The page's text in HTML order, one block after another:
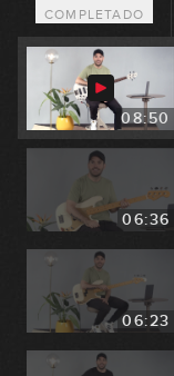
COMPLETADO08:58
08:50
06:36
06:23